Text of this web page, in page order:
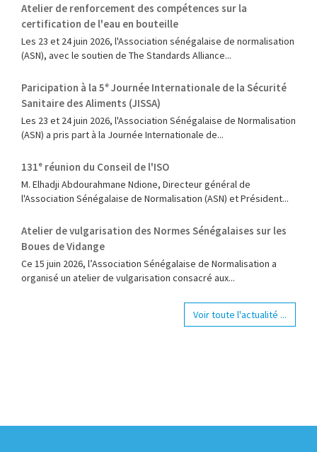
Atelier de renforcement des compétences sur la
certification de l'eau en bouteille
Les 23 et 24 juin 2026, l'Association sénégalaise de normalisation
(ASN), avec le soutien de The Standards Alliance...
Paricipation à la 5ᵉ Journée Internationale de la Sécurité
Sanitaire des Aliments (JISSA)
‎Les 23 et 24 juin 2026, l'Association Sénégalaise de Normalisation
(ASN) a pris part à la Journée Internationale de...
131ᵉ réunion du Conseil de l'ISO
M. Elhadji Abdourahmane Ndione, Directeur général de
l'Association Sénégalaise de Normalisation (ASN) et Président...
Atelier de vulgarisation des Normes Sénégalaises sur les
Boues de Vidange
Ce 15 juin 2026, l’Association Sénégalaise de Normalisation a
organisé un atelier de vulgarisation consacré aux...
Voir toute l'actualité ...